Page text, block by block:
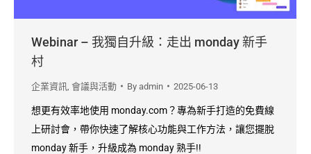
Webinar – 我獨自升級：走出 monday 新手
村
企業資訊 會議與活動 By admin 2025-06-13
想更有效率地使用 monday.com？專為新手打造的免費線
上研討會，帶你快速了解核心功能與工作方法，讓您擺脫
monday 新手，升級成為 monday 熟手!!